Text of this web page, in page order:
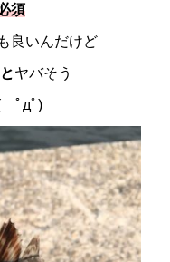
須
良いんだけど
ヤバそう
( ﾟдﾟ)